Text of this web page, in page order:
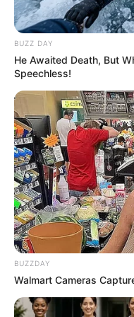
Schritt
Zutaten (für 2
1
kg)
2 EL Olivenöl
Salz & Pfeffer
Optional:
Petersilie),
Zubereitung:
BUZZ DAY
He Awaited Death, But
Speechless!
BUZZDAY
Walmart Cameras